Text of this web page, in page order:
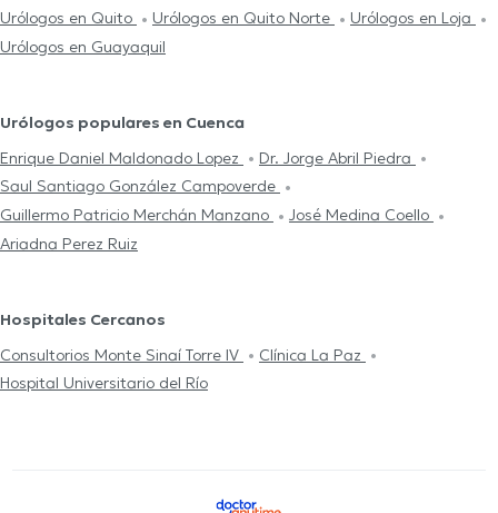
Urólogos en Quito
Urólogos en Quito Norte
Urólogos en Loja
Urólogos en Guayaquil
Urólogos populares en Cuenca
Enrique Daniel Maldonado Lopez
Dr. Jorge Abril Piedra
Saul Santiago González Campoverde
Guillermo Patricio Merchán Manzano
José Medina Coello
Ariadna Perez Ruiz
Hospitales Cercanos
Consultorios Monte Sinaí Torre IV
Clínica La Paz
Hospital Universitario del Río